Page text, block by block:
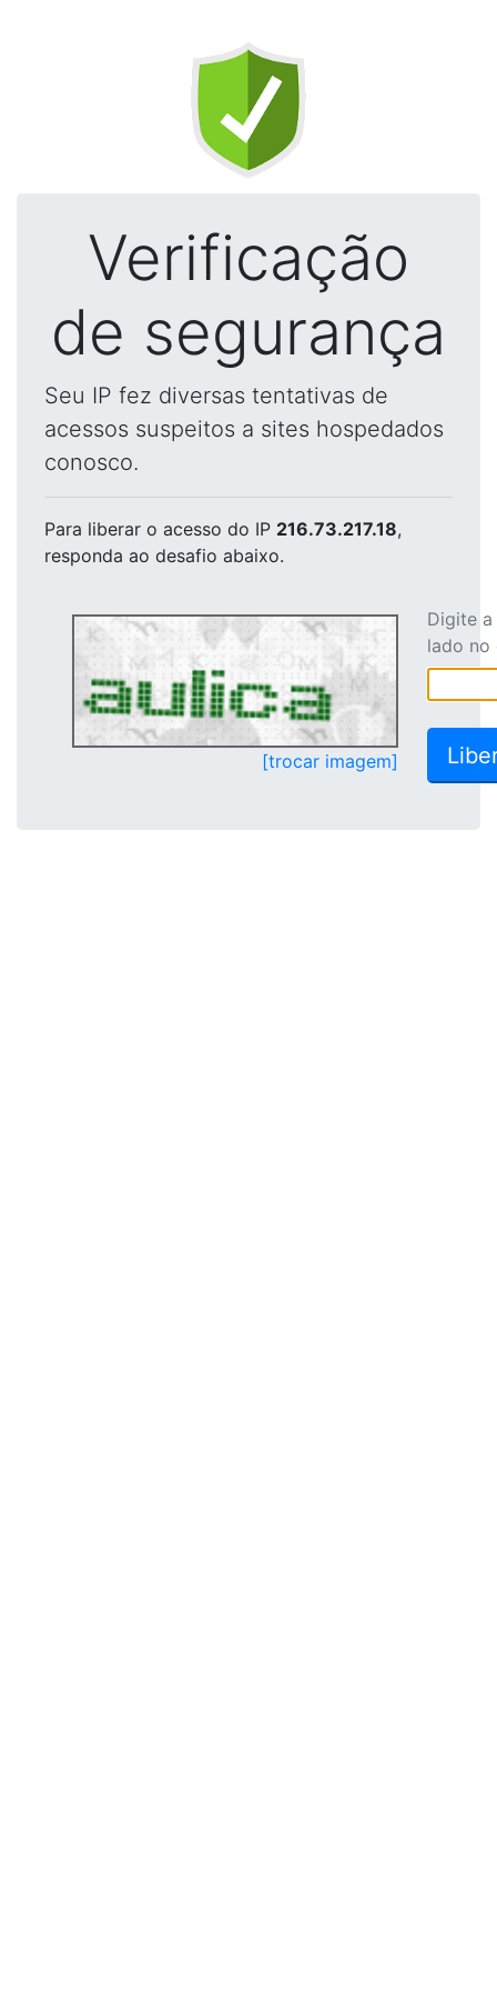
Verificação
de segurança
Seu IP fez diversas tentativas de
acessos suspeitos a sites hospedados
conosco.
Para liberar o acesso do IP 216.73.217.18,
responda ao desafio abaixo.
[trocar imagem]
Digite
lado no